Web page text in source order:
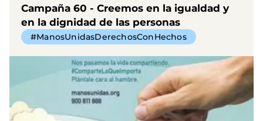
Campaña 60 - Creemos en la igualdad y
en la dignidad de las personas
#ManosUnidasDerechosConHechos